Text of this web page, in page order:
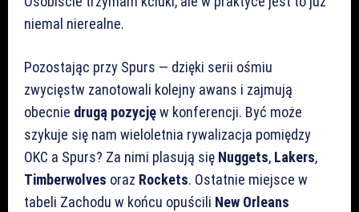
niemal nierealne.
Pozostając przy Spurs — dzięki serii ośmiu
zwycięstw zanotowali kolejny awans i zajmują
obecnie drugą pozycjęw konferencji. Być może
szykuje się nam wieloletnia rywalizacja pomiędzy
OKC a Spurs? Za nimi plasują się Nuggets, Lakers,
Timberwolves oraz Rockets. Ostatnie miejsce w
tabeli Zachodu w końcu opuścili New Orleans